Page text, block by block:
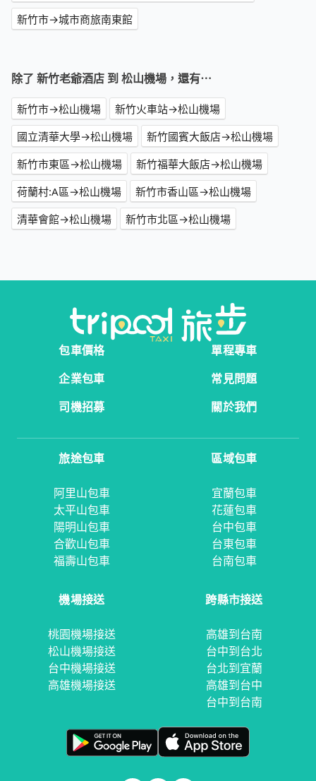
新竹市→城市商旅南東館
除了 新竹老爺酒店 到 松山機場，還有⋯
新竹市→松山機場
新竹火車站→松山機場
國立清華大學→松山機場
新竹國賓大飯店→松山機場
新竹市東區→松山機場
新竹福華大飯店→松山機場
荷蘭村:A區→松山機場
新竹市香山區→松山機場
清華會館→松山機場
新竹市北區→松山機場
包車價格
單程專車
企業包車
常見問題
司機招募
關於我們
旅途包車
阿里山包車
太平山包車
陽明山包車
合歡山包車
福壽山包車
區域包車
宜蘭包車
花蓮包車
台中包車
台東包車
台南包車
機場接送
桃園機場接送
松山機場接送
台中機場接送
高雄機場接送
跨縣市接送
高雄到台南
台中到台北
台北到宜蘭
高雄到台中
台中到台南